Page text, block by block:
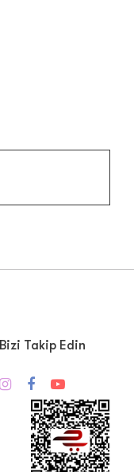
Bizi Takip Edin